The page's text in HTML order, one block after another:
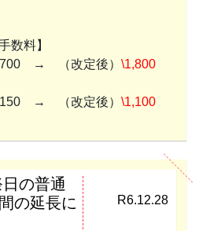
数料】
→ （改定後） \1,800
→ （改定後） \1,100
の普通
の延長に
R6.12.28